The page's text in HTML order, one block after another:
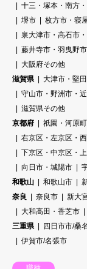
十三・塚本・南方
堺市
枚方市・寝
泉大津市・高石市
藤井寺市・羽曳野
大阪府その他
滋賀県
大津市・堅
守山市・野洲市・
滋賀県その他
京都府
祇園・河原
右京区・左京区・
下京区・中京区・
向日市・城陽市
和歌山
和歌山市
奈良
奈良市 新大
大和高田・香芝市
三重県
四日市市/桑
伊賀市/名張市